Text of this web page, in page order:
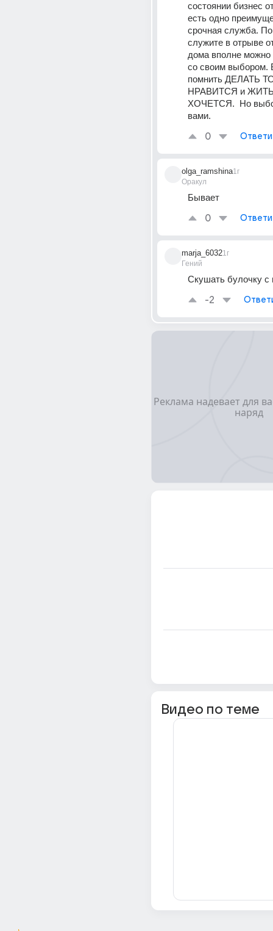
состоянии бизнес
есть одно
срочная служба.
служите в отрыве
дома вполне можно
со своим выбором.
помнить ДЕЛАТЬ
НРАВИТСЯ и
ХОЧЕТСЯ.  Но
вами.
0
olga_ramshina
Оракул
1г
Бывает
0
marja_6032
Гений
1г
Скушать булочку с
-2
Видео по теме